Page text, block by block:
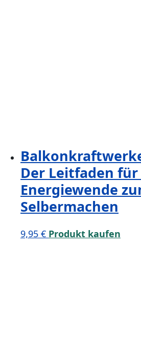
Der Leitfaden für
Energiewende
Selbermachen
9,95 € Produkt kaufen